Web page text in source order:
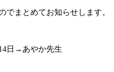
でまとめてお知らせします。
日→あやか先生